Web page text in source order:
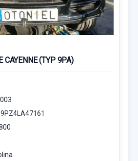
CAYENNE (TYP 9PA)